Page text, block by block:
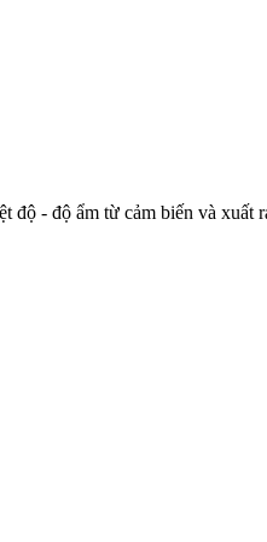
độ - độ ẩm từ cảm biến và